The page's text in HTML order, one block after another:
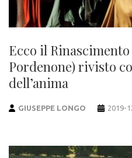
Ecco il
Pordenone) rivisto
dell’anima
GIUSEPPE LONGO 2019-